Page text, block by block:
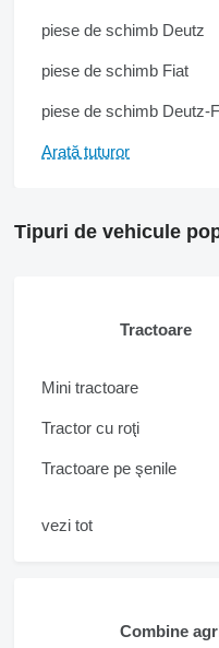
piese de schimb Deutz
piese de schimb Fiat
piese de schimb Deutz-
Arată tuturor
Tipuri de vehicule
Tractoare
Mini tractoare
Tractor cu roţi
Tractoare pe şenile
vezi tot
Combine